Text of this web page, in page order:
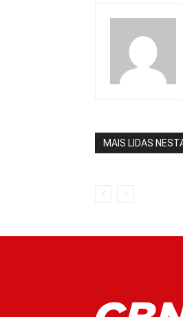
MAIS LIDAS